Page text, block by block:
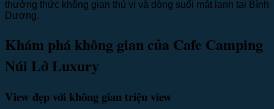
thưởng thức không gian thú vị và dòng suối mát lạnh tại Bình
Dương.
Khám phá không gian của Cafe Camping
Núi Lở Luxury
View đẹp với không gian triệu view